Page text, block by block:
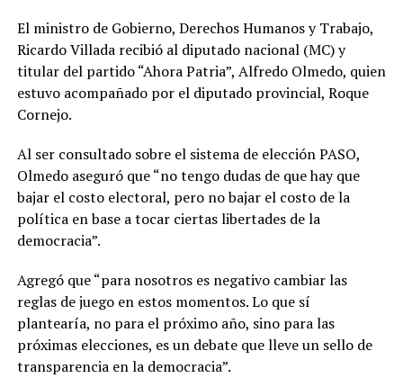
El ministro de Gobierno, Derechos Humanos y Trabajo,
Ricardo Villada recibió al diputado nacional (MC) y
titular del partido “Ahora Patria”, Alfredo Olmedo, quien
estuvo acompañado por el diputado provincial, Roque
Cornejo.
Al ser consultado sobre el sistema de elección PASO,
Olmedo aseguró que “no tengo dudas de que hay que
bajar el costo electoral, pero no bajar el costo de la
política en base a tocar ciertas libertades de la
democracia”.
Agregó que “para nosotros es negativo cambiar las
reglas de juego en estos momentos. Lo que sí
plantearía, no para el próximo año, sino para las
próximas elecciones, es un debate que lleve un sello de
transparencia en la democracia”.